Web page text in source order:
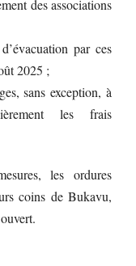
des associations
par ces
2025 ;
sans exception, à
les frais
les ordures
coins de Bukavu,